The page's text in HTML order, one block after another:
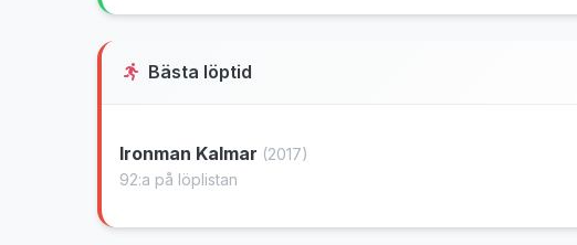
Bästa löptid
Ironman Kalmar (2017)
92:a på löplistan